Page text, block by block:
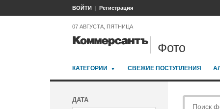
ВОЙТИ Регистрация
07 АВГУСТА, ПЯТНИЦА
Фото
КАТЕГОРИИ СВЕЖИЕ ПОСТУПЛЕНИЯ
ДАТА